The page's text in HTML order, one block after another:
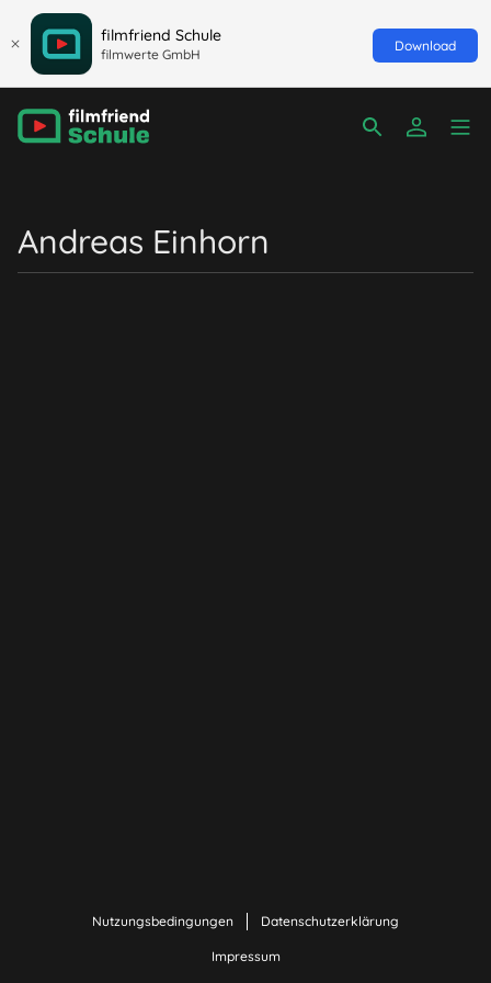
filmfriend Schule
filmwerte GmbH
Download
Andreas Einhorn
Nutzungsbedingungen Datenschutzerklärung
Impressum